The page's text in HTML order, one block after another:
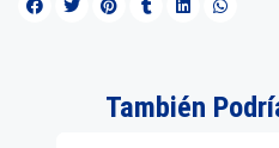
También